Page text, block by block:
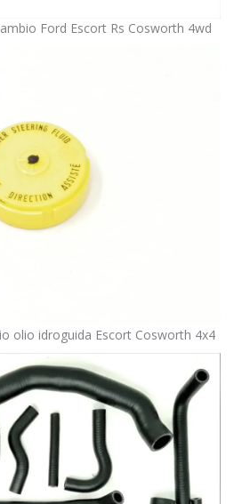
Ford Escort Rs Cosworth 4wd
olio idroguida Escort Cosworth 4x4